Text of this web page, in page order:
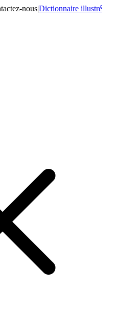
nous|Dictionnaire illustré